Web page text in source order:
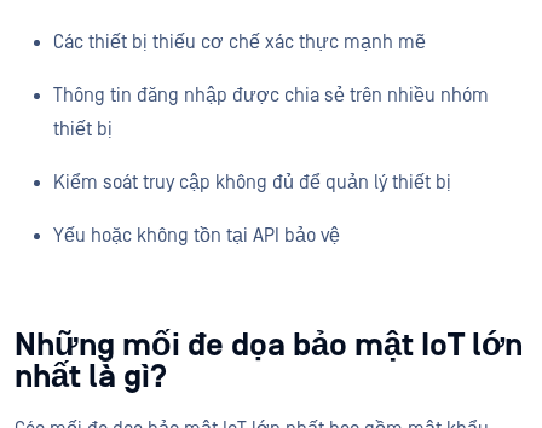
Các thiết bị thiếu cơ chế xác thực mạnh mẽ
Thông tin đăng nhập được chia sẻ trên nhiều nhóm
thiết bị
Kiểm soát truy cập không đủ để quản lý thiết bị
Yếu hoặc không tồn tại API bảo vệ
Những mối đe dọa bảo mật IoT lớn
nhất là gì?